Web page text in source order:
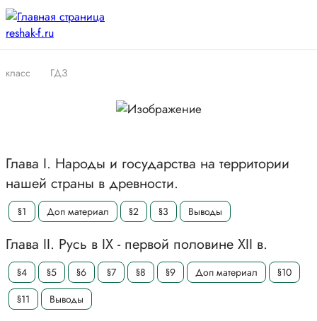
класс ГДЗ
Глава I. Народы и государства на территории
нашей страны в древности.
§1 Доп материал §2 §3 Выводы
Глава II. Русь в IX - первой половине XII в.
§4 §5 §6 §7 §8 §9 Доп материал
§10
§11
Выводы